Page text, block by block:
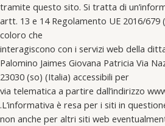
tramite questo sito. Si tratta di
artt. 13 e 14 Regolamento UE 2016/
coloro che
interagiscono con i servizi web della
Palomino Jaimes Giovana Patricia Via
23030 (so) (Italia) accessibili per
via telematica a partire dall’indirizzo
.L’informativa è resa per i siti in
non anche per altri siti web